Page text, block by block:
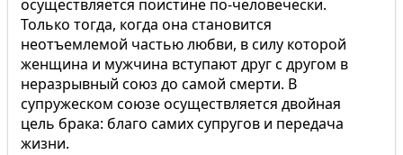
осуществляется поистине по-человечески.
Только тогда, когда она становится
неотъемлемой частью любви, в силу которой
женщина и мужчина вступают друг с другом в
неразрывный союз до самой смерти. В
супружеском союзе осуществляется двойная
цель брака: благо самих супругов и передача
жизни.